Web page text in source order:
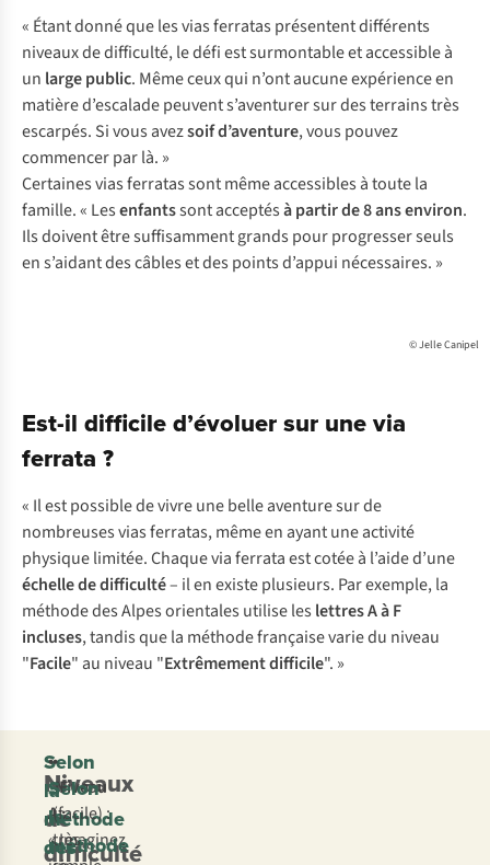
« Étant donné que les vias ferratas présentent différents
niveaux de difficulté, le défi est surmontable et accessible à
un large public. Même ceux qui n’ont aucune expérience en
matière d’escalade peuvent s’aventurer sur des terrains très
escarpés. Si vous avezsoif d’aventure, vous pouvez
commencer par là. »
Certaines vias ferratas sont même accessibles à toute la
famille. « Lesenfantssont acceptésà partir de 8 ans environ.
Ils doivent être suffisamment grands pour progresser seuls
en s’aidant des câbles et des points d’appui nécessaires. »
© Jelle Canipel
Est-il difficile d’évoluer sur une via
ferrata ?
« Il est possible de vivre une belle aventure sur de
nombreuses vias ferratas, même en ayant une activité
physique limitée. Chaque via ferrata est cotée à l’aide d’une
échelle de difficulté– il en existe plusieurs. Par exemple, la
méthode des Alpes orientales utilise les lettres A à F
incluses, tandis que la méthode française varie du niveau
"Facile" au niveau "Extrêmement difficile". »
Niveaux
de
difficulté
Selon
la
méthode
des
•
Niveau
A :
«Imaginez
Selon
la
méthode
•
F
(facile) :
très